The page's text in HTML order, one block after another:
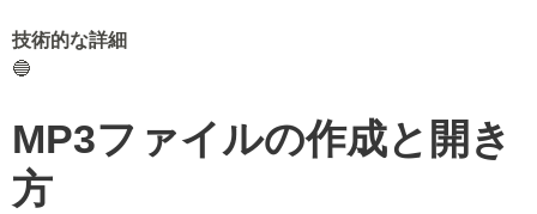
技術的な詳細
🔵
MP3ファイルの作成と開き
方